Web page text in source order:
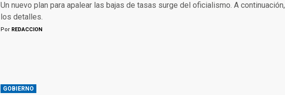
Un nuevo plan para apalear las bajas de tasas surge del oficialismo. A continuación,
los detalles.
Por REDACCION
GOBIERNO